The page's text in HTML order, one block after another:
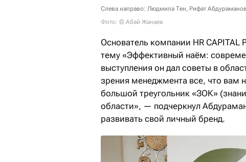
Слева направо: Людмила Тен, Рифат
Фото: © Абай Жанаев
Основатель компании HR
тему «Эффективный наём:
выступления он дал советы в
зрения менеджмента все, что вам
большой треугольник «ЗОК»
области», — подчеркнул
развивать свой личный бренд.